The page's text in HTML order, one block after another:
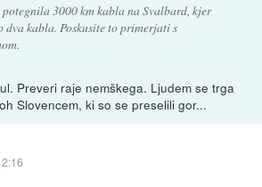
potegnila 3000 km kabla na Svalbard, kjer
kabla. Poskusite to primerjati s
Preveri raje nemškega. Ljudem se trga
Slovencem, ki so se preselili gor...